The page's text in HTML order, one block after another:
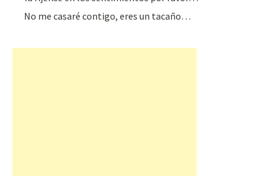
No me casaré contigo, eres un tacaño…